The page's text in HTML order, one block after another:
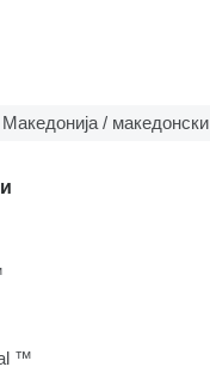
/ македонски
™